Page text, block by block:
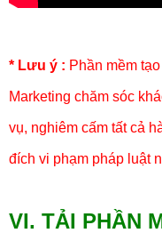
* Lưu ý : Phần mềm
Marketing chăm sóc
vụ, nghiêm cấm tất cả
đích vi phạm pháp luật
VI. TẢI PHẦN